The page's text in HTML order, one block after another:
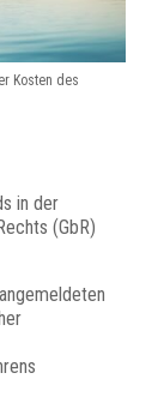
Kosten des
in der
(GbR)